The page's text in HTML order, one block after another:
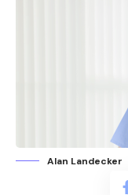
Alan Landecker